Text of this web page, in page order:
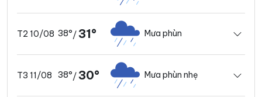
T2 10/08 38°/31° Mưa phùn
T3 11/08 38°/30° Mưa phùn nhẹ